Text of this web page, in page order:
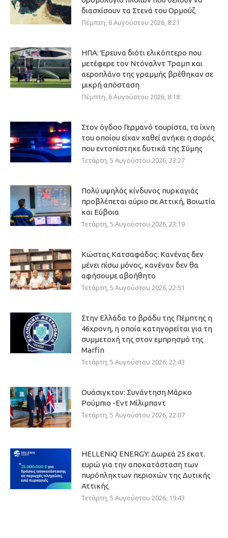
διασχίσουν τα Στενά του Ορμούζ
Πέμπτη, 6 Αυγούστου 2026, 8:21
ΗΠΑ: Έρευνα διότι ελικόπτερο που
μετέφερε τον Ντόναλντ Τραμπ και
αεροπλάνο της γραμμής βρέθηκαν σε
μικρή απόσταση
Πέμπτη, 6 Αυγούστου 2026, 8:18
Στον όγδοο Γερμανό τουρίστα, τα ίχνη
του οποίου είχαν χαθεί ανήκει η σορός
που εντοπίστηκε δυτικά της Σύμης
Τετάρτη, 5 Αυγούστου 2026, 23:27
Πολύ υψηλός κίνδυνος πυρκαγιάς
προβλέπεται αύριο σε Αττική, Βοιωτία
και Εύβοια
Τετάρτη, 5 Αυγούστου 2026, 23:19
Κώστας Κατσαφάδος: Κανένας δεν
μένει πίσω μόνος, κανέναν δεν θα
αφήσουμε αβοήθητο
Τετάρτη, 5 Αυγούστου 2026, 22:51
Στην Ελλάδα το βράδυ της Πέμπτης η
46χρονη, η οποία κατηγορείται για τη
συμμετοχή της στον εμπρησμό της
Marfin
Τετάρτη, 5 Αυγούστου 2026, 22:43
Ουάσιγκτον: Συνάντηση Μάρκο
Ρούμπιο -Εντ Μίλιμπαντ
Τετάρτη, 5 Αυγούστου 2026, 22:07
HELLENiQ ENERGY: Δωρεά 25 εκατ.
ευρώ για την αποκατάσταση των
πυρόπληκτων περιοχών της Δυτικής
Αττικής
Τετάρτη, 5 Αυγούστου 2026, 19:43